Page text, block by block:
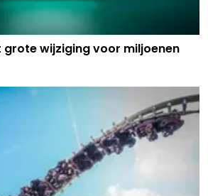
grote wijziging voor miljoenen